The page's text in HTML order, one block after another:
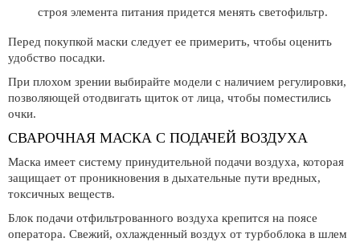
строя элемента питания придется менять светофильтр.
Перед покупкой маски следует ее примерить, чтобы оценить
удобство посадки.
При плохом зрении выбирайте модели с наличием регулировки,
позволяющей отодвигать щиток от лица, чтобы поместились
очки.
СВАРОЧНАЯ МАСКА С ПОДАЧЕЙ ВОЗДУХА
Маска имеет систему принудительной подачи воздуха, которая
защищает от проникновения в дыхательные пути вредных,
токсичных веществ.
Блок подачи отфильтрованного воздуха крепится на поясе
оператора. Свежий, охлажденный воздух от турбоблока в шлем